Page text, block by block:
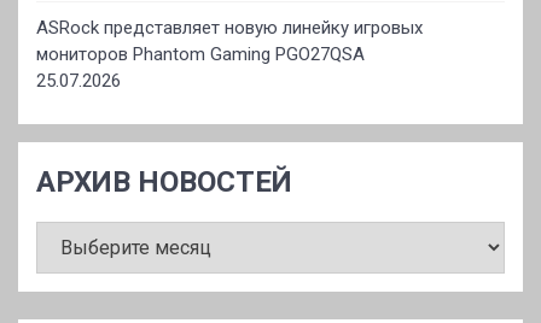
ASRock представляет новую линейку игровых
мониторов Phantom Gaming PGO27QSA
25.07.2026
АРХИВ НОВОСТЕЙ
НОВОСТЕЙ